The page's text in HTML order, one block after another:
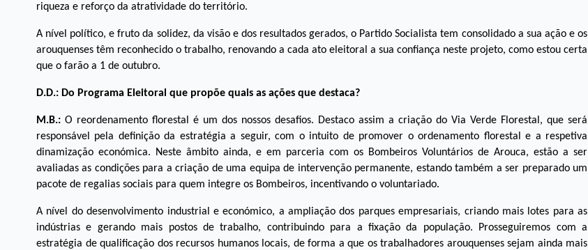
riqueza e reforço da atratividade do território.
A nível político, e fruto da solidez, da visão e dos resultados gerados, o Partido Socialista tem consolidado a sua ação e os
arouquenses têm reconhecido o trabalho, renovando a cada ato eleitoral a sua confiança neste projeto, como estou certa
que o farão a 1 de outubro.
D.D.: Do Programa Eleitoral que propõe quais as ações que destaca?
M.B.: O reordenamento florestal é um dos nossos desafios. Destaco assim a criação do Via Verde Florestal, que será
responsável pela definição da estratégia a seguir, com o intuito de promover o ordenamento florestal e a respetiva
dinamização económica. Neste âmbito ainda, e em parceria com os Bombeiros Voluntários de Arouca, estão a ser
avaliadas as condições para a criação de uma equipa de intervenção permanente, estando também a ser preparado um
pacote de regalias sociais para quem integre os Bombeiros, incentivando o voluntariado.
A nível do desenvolvimento industrial e económico, a ampliação dos parques empresariais, criando mais lotes para as
indústrias e gerando mais postos de trabalho, contribuindo para a fixação da população. Prosseguiremos com a
estratégia de qualificação dos recursos humanos locais, de forma a que os trabalhadores arouquenses sejam ainda mais